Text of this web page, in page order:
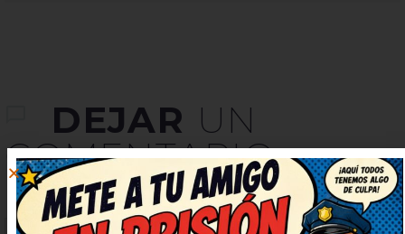
DEJAR UN
COMENTARIO